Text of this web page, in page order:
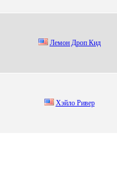
Лeмoн Дрoп Кид
Xэйлo Pивеp